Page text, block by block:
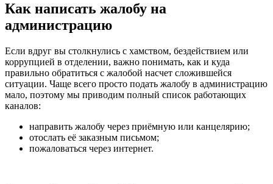
Как написать жалобу на
администрацию
Если вдруг вы столкнулись с хамством, бездействием или
коррупцией в отделении, важно понимать, как и куда
правильно обратиться с жалобой насчет сложившейся
ситуации. Чаще всего просто подать жалобу в администрацию
мало, поэтому мы приводим полный список работающих
каналов:
направить жалобу через приёмную или канцелярию;
отослать её заказным письмом;
пожаловаться через интернет.